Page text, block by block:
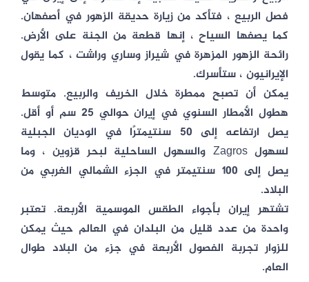
فصل الربيع ، فتأكد من زيارة حديقة الزهور في أصفهان.
كما يصفها السياح ، إنها قطعة من الجنة على الأرض.
رائحة الزهور المزهرة في شيراز وساري وراشت ، كما يقول
الإيرانيون ، ستأسرك.
يمكن أن تصبح ممطرة خلال الخريف والربيع. متوسط
هطول الأمطار السنوي في إيران حوالي 25 سم أو أقل.
يصل ارتفاعه إلى 50 سنتيمترًا في الوديان الجبلية
لسهول Zagros والسهول الساحلية لبحر قزوين ، وما
يصل إلى 100 سنتيمتر في الجزء الشمالي الغربي من
البلاد.
تشتهر إيران بأجواء الطقس الموسمية الأربعة. تعتبر
واحدة من عدد قليل من البلدان في العالم حيث يمكن
للزوار تجربة الفصول الأربعة في جزء من البلاد طوال
العام.